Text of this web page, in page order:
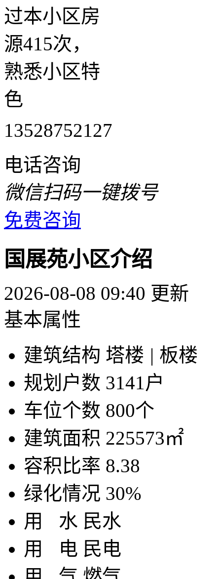
过本小区房
源415次，
熟悉小区特
色
13528752127
电话咨询
微信扫码一键拨号
免费咨询
国展苑小区介绍
2026-08-08 09:40 更新
基本属性
建筑结构 塔楼 | 板楼
规划户数 3141户
车位个数 800个
建筑面积 225573㎡
容积比率 8.38
绿化情况 30%
用 水 民水
用
电 民电